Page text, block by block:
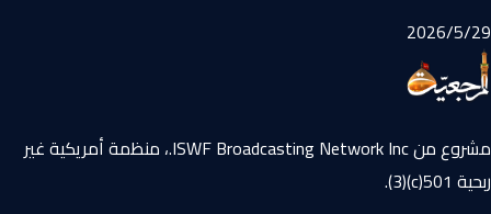
29‏/5‏/2026
مشروع من ISWF Broadcasting Network Inc.، منظمة أمريكية غير
ربحية 501(c)(3).